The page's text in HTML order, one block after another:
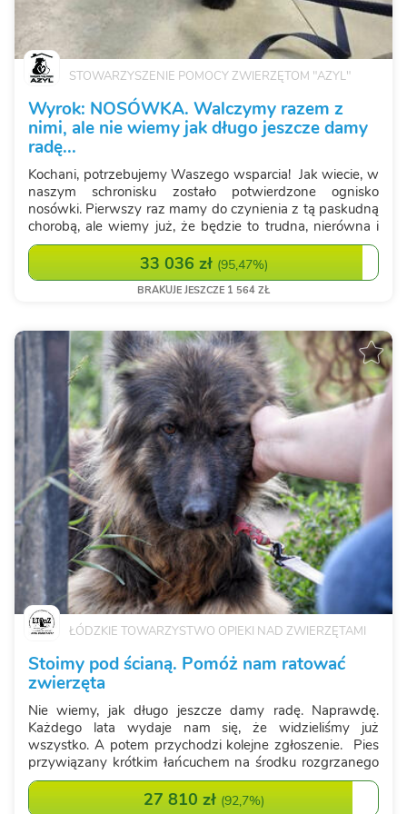
STOWARZYSZENIE POMOCY ZWIERZĘTOM "AZYL"
Wyrok: NOSÓWKA. Walczymy razem z
nimi, ale nie wiemy jak długo jeszcze damy
radę...
Kochani, potrzebujemy Waszego wsparcia! Jak wiecie, w
naszym schronisku zostało potwierdzone ognisko
nosówki. Pierwszy raz mamy do czynienia z tą paskudną
chorobą, ale wiemy już, że będzie to trudna, nierówna i
niezwykle kosztowna walka. Nosówka to choroba, która
może pojawiać się w sk...
33 036 zł (95,47%)
BRAKUJE JESZCZE 1 564 ZŁ
ŁÓDZKIE TOWARZYSTWO OPIEKI NAD ZWIERZĘTAMI
Stoimy pod ścianą. Pomóż nam ratować
zwierzęta
Nie wiemy, jak długo jeszcze damy radę. Naprawdę.
Każdego lata wydaje nam się, że widzieliśmy już
wszystko. A potem przychodzi kolejne zgłoszenie. Pies
przywiązany krótkim łańcuchem na środku rozgrzanego
pola. Bez cienia. Bez wody. Z językiem opadającym z
wycieńczenia. Kot zamknięty w nag...
27 810 zł (92,7%)